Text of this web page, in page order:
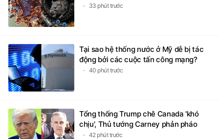
33 phút trước
Tại sao hệ thống nước ở Mỹ dễ bị tác
động bởi các cuộc tấn công mạng?
40 phút trước
Tổng thống Trump chê Canada 'khó
chịu', Thủ tướng Carney phản pháo
42 phút trước